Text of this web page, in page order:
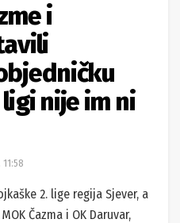
i
nije im ni
11:58
2. lige regija Sjever, a
Čazma i OK Daruvar,